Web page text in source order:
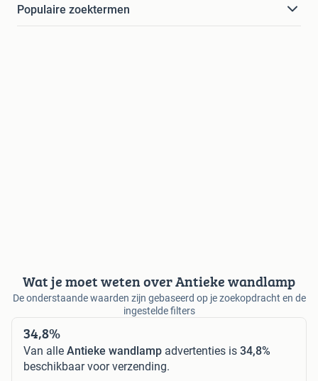
Populaire zoektermen
Wat je moet weten over Antieke wandlamp
De onderstaande waarden zijn gebaseerd op je zoekopdracht en de
ingestelde filters
34,8%
Van alle Antieke wandlamp advertenties is 34,8%
beschikbaar voor verzending.